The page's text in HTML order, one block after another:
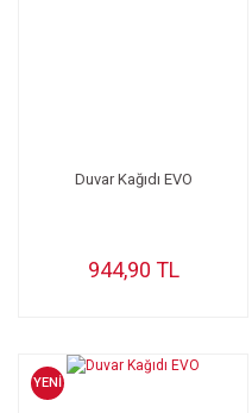
Duvar Kağıdı EVO
944,90 TL
YENİ